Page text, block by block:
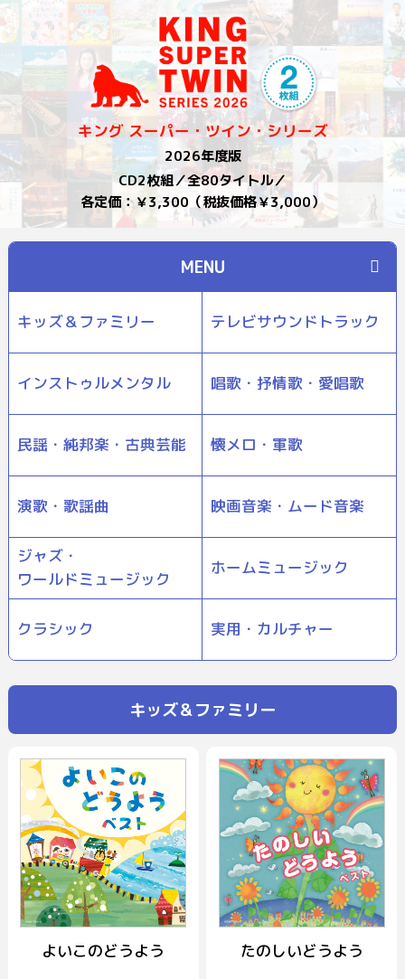
キング スーパー・ツイン・シリーズ
2026年度版
CD2枚組／全80タイトル／
各定価：￥3,300（税抜価格￥3,000）
MENU
キッズ＆ファミリー テレビサウンドトラック
インストゥルメンタル 唱歌・抒情歌・愛唱歌
民謡・純邦楽・古典芸能 懐メロ・軍歌
演歌・歌謡曲 映画音楽・ムード音楽
ジャズ・
ワールドミュージック
ホームミュージック
クラシック 実用・カルチャー
キッズ＆ファミリー
よいこのどうよう たのしいどうよう